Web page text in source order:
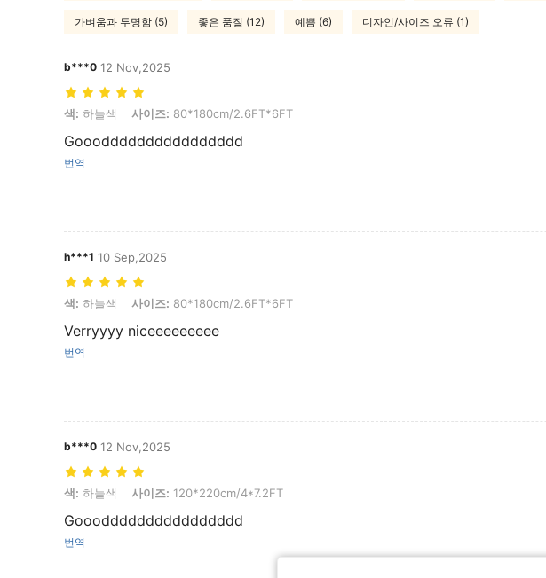
가벼움과 투명함 (5) 좋은 품질 (12) 예쁨 (6) 디자인/사이즈 오류 (1)
b***0 12 Nov,2025
색: 하늘색, 사이즈: 80*180cm/2.6FT*6FT
색: 하늘색 사이즈: 80*180cm/2.6FT*6FT
Gooodddddddddddddddd
번역
h***1 10 Sep,2025
색: 하늘색, 사이즈: 80*180cm/2.6FT*6FT
색: 하늘색 사이즈: 80*180cm/2.6FT*6FT
Verryyyy niceeeeeeeee
번역
b***0 12 Nov,2025
색: 하늘색, 사이즈: 120*220cm/4*7.2FT
색: 하늘색 사이즈: 120*220cm/4*7.2FT
Gooodddddddddddddddd
번역